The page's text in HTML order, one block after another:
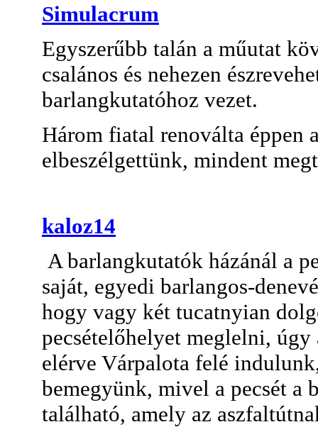
Simulacrum
Egyszerűbb talán a műutat
csalános és nehezen
barlangkutatóhoz vezet.
Három fiatal renoválta éppen
elbeszélgettünk, mindent
kaloz14
A barlangkutatók házánál a
saját, egyedi barlangos-
hogy vagy két tucatnyian
pecsételőhelyet meglelni, úgy
elérve Várpalota felé
bemegyünk, mivel a pecsét a
található, amely az